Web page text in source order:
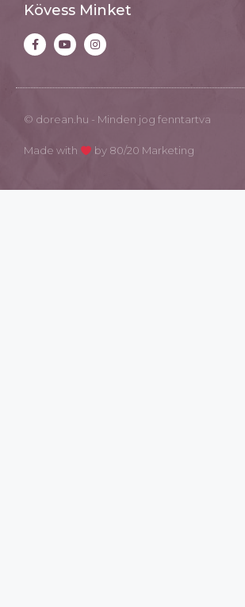
Kövess Minket
© dorean.hu - Minden jog fenntartva
Made with by 80/20 Marketing